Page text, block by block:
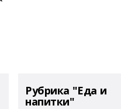
Рубрика "Еда и
напитки"